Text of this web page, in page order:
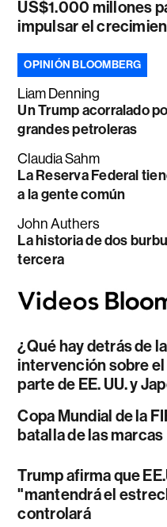
US$1.000 millones
impulsar el
OPINIÓN BLOOMBERG
Liam Denning
Un Trump acorralado
grandes petroleras
Claudia Sahm
La Reserva Federal
a la gente común
John Authers
La historia de dos
tercera
¿Qué hay detrás de
intervención sobre el
parte de EE. UU. y
Copa Mundial de la
batalla de las marcas
Trump afirma que
"mantendrá el
controlará